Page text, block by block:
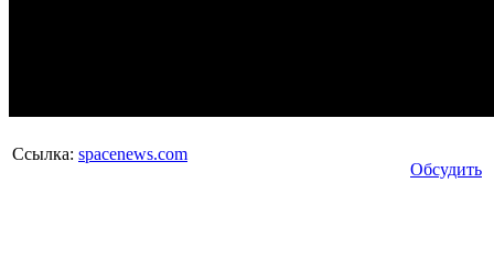
Ссылка: spacenews.com
Обсудить